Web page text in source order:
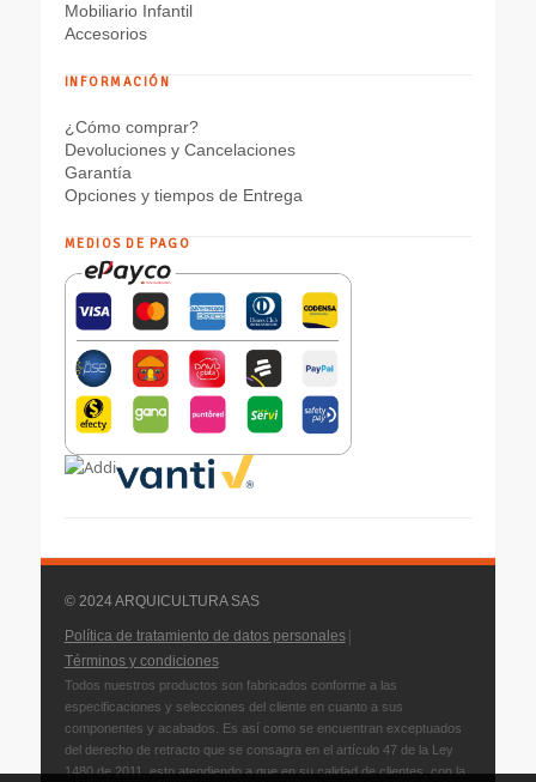
Mobiliario Infantil
Accesorios
INFORMACIÓN
¿Cómo comprar?
Devoluciones y Cancelaciones
Garantía
Opciones y tiempos de Entrega
MEDIOS DE PAGO
© 2024 ARQUICULTURA SAS
Política de tratamiento de datos personales|
Términos y condiciones
Todos nuestros productos son fabricados conforme a las
especificaciones y selecciones del cliente en cuanto a sus
componentes y acabados. Es así como se encuentran exceptuados
del derecho de retracto que se consagra en el artículo 47 de la Ley
1480 de 2011, esto atendiendo a que en su calidad de clientes, con la